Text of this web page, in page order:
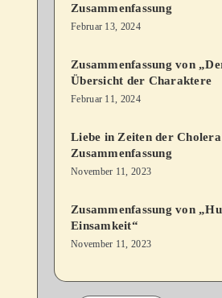
Zusammenfassung
Februar 13, 2024
Zusammenfassung von
Übersicht der Charaktere
Februar 11, 2024
Liebe in Zeiten der Cholera
Zusammenfassung
November 11, 2023
Zusammenfassung von
Einsamkeit“
November 11, 2023